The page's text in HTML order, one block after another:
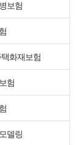
보험
택화재보험
험
델링